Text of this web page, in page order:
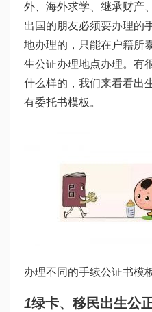
外、海外求学、继承财产
出国的朋友必须要办理的
地办理的，只能在户籍所
生公证办理地点办理。有
什么样的，我们来看看出
有委托书模板。
办理不同的手续公证书模
1绿卡、移民出生公